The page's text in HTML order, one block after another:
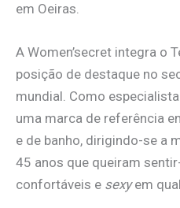
em Oeiras.
A Women’secret integra o
posição de destaque no
mundial. Como
uma marca de referência
e de banho, dirigindo-se a
45 anos que queiram
confortáveis e sexyem